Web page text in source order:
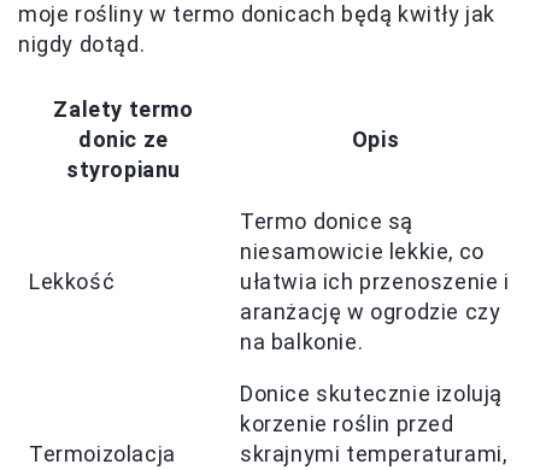
moje rośliny w termo donicach będą kwitły jak
nigdy dotąd.
Zalety termo
donic ze
styropianu
Opis
Lekkość
Termo donice są
niesamowicie lekkie, co
ułatwia ich przenoszenie i
aranżację w ogrodzie czy
na balkonie.
Termoizolacja
Donice skutecznie izolują
korzenie roślin przed
skrajnymi temperaturami,